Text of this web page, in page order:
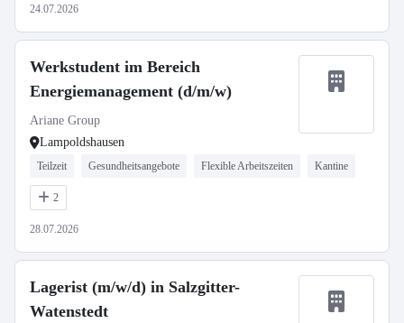
24.07.2026
Werkstudent im Bereich
Energiemanagement (d/m/w)
Ariane Group
Lampoldshausen
Teilzeit Gesundheitsangebote Flexible Arbeitszeiten Kantine
2
28.07.2026
Lagerist (m/w/d) in Salzgitter-
Watenstedt